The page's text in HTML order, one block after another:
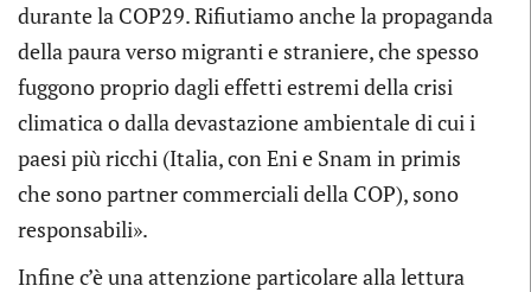
durante la COP29. Rifiutiamo anche la propaganda
della paura verso migranti e straniere, che spesso
fuggono proprio dagli effetti estremi della crisi
climatica o dalla devastazione ambientale di cui i
paesi più ricchi (Italia, con Eni e Snam in primis
che sono partner commerciali della COP), sono
responsabili».
Infine c’è una attenzione particolare alla lettura